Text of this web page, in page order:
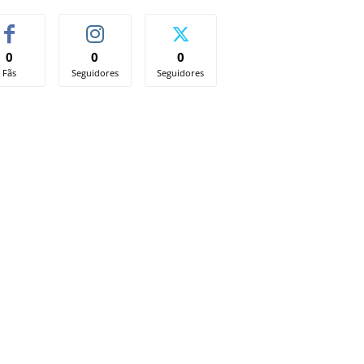
0
Fãs
0
Seguidores
0
Seguidores